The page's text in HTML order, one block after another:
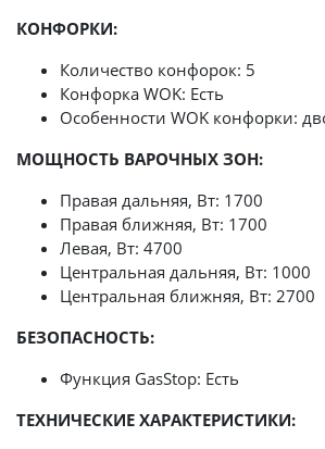
КОНФОРКИ:
Количество конфорок: 5
Конфорка WOK: Есть
Особенности WOK конфорки:
МОЩНОСТЬ ВАРОЧНЫХ ЗОН:
Правая дальняя, Вт: 1700
Правая ближняя, Вт: 1700
Левая, Вт: 4700
Центральная дальняя, Вт: 1000
Центральная ближняя, Вт: 2700
БЕЗОПАСНОСТЬ:
Функция GasStop: Есть
ТЕХНИЧЕСКИЕ ХАРАКТЕРИСТИКИ: